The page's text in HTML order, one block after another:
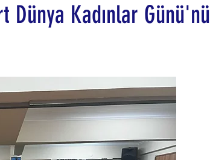
Kadınlar Günü'nü